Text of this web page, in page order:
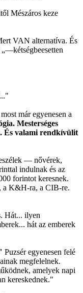
Mészáros keze
VAN alternatíva. És
már egyenesen a
Mesterséges
És valami rendkívülit
— nővérek,
indulnak és az
forintot keresnek.
a K&H-ra, a CIB-re.
Hát... ilyen
hát az emberek
Puzsér egyenesen felé
megfelelnek.
amelyek napi
kereskednek."